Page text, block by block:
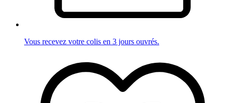
Vous recevez votre colis en 3 jours ouvrés.